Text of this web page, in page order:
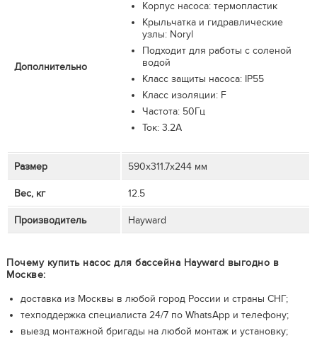
Дополнительно
Корпус насоса: термопластик
Крыльчатка и гидравлические
узлы: Noryl
Подходит для работы с соленой
водой
Класс защиты насоса: IP55
Класс изоляции: F
Частота: 50Гц
Ток: 3.2А
Размер 590х311.7х244 мм
Вес, кг 12.5
Производитель Hayward
Почему купить насос для бассейна Hayward выгодно в
Москве:
доставка из Москвы в любой город России и страны СНГ;
техподдержка специалиста 24/7 по WhatsApp и телефону;
выезд монтажной бригады на любой монтаж и установку;